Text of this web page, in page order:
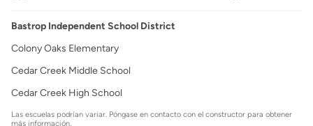
Bastrop Independent School District
Colony Oaks Elementary
Cedar Creek Middle School
Cedar Creek High School
Las escuelas podrían variar. Póngase en contacto con el constructor para obtener
más información.